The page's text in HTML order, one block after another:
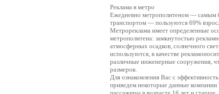
Реклама в метро
Ежедневно метрополитеном — самым
транспортом — пользуются 69%
Метрореклама имеет определенные
метрополитена: замкнутостью
атмосферных осадков, солнечного
используются, в качестве
различные инженерные сооружения,
размеров.
Для ознакомления Вас с
приведем некоторые данные